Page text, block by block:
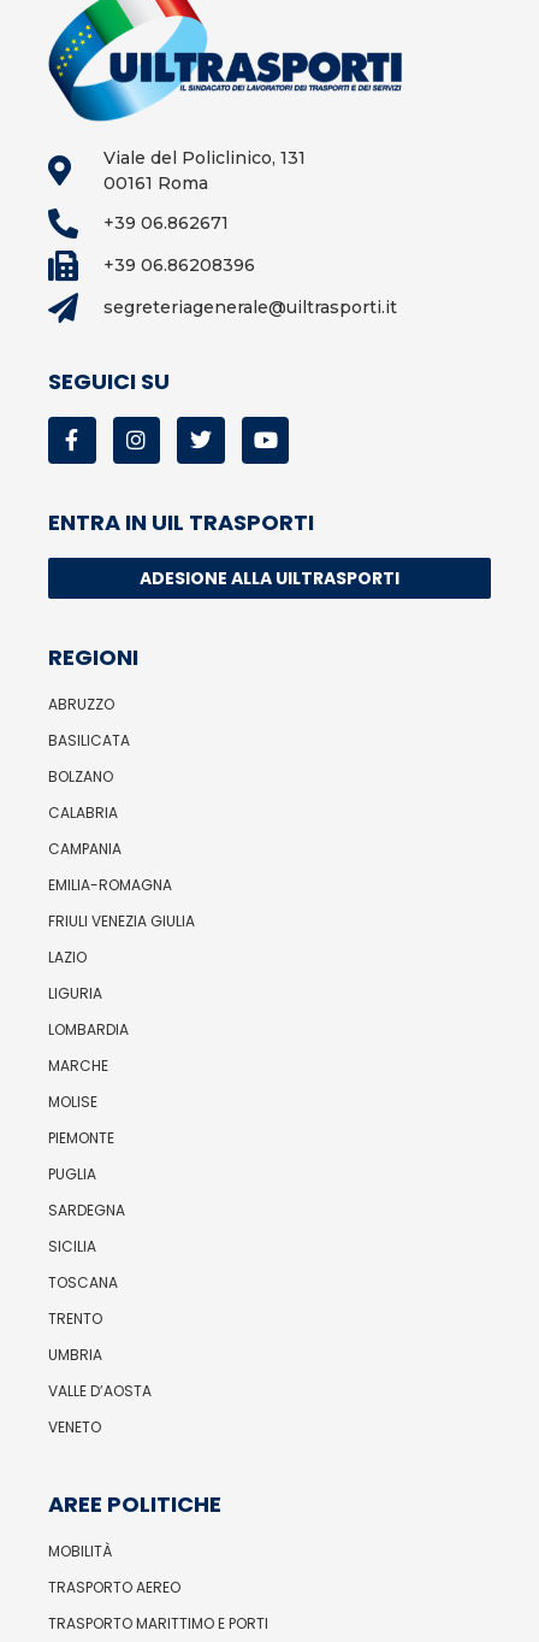
Viale del Policlinico, 131
00161 Roma
+39 06.862671
+39 06.86208396
segreteriagenerale@uiltrasporti.it
SEGUICI SU
ENTRA IN UIL TRASPORTI
ADESIONE ALLA UILTRASPORTI
REGIONI
ABRUZZO
BASILICATA
BOLZANO
CALABRIA
CAMPANIA
EMILIA-ROMAGNA
FRIULI VENEZIA GIULIA
LAZIO
LIGURIA
LOMBARDIA
MARCHE
MOLISE
PIEMONTE
PUGLIA
SARDEGNA
SICILIA
TOSCANA
TRENTO
UMBRIA
VALLE D’AOSTA
VENETO
AREE POLITICHE
MOBILITÀ
TRASPORTO AEREO
TRASPORTO MARITTIMO E PORTI